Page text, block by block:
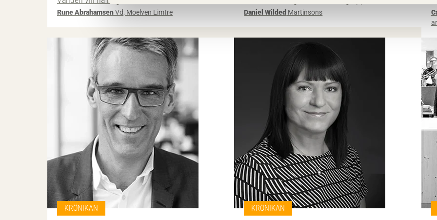
Rune AbrahamsenVd, Moelven Limtre Daniel Wilded Martinsons
KRÖNIKAN KRÖNIKAN